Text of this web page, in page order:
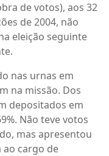
de votos), aos 32
de 2004, não
eleição seguinte
nas urnas em
na missão. Dos
depositados em
Não teve votos
mas apresentou
ao cargo de